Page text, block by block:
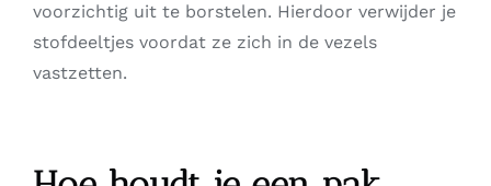
voorzichtig uit te borstelen. Hierdoor verwijder je
stofdeeltjes voordat ze zich in de vezels
vastzetten.